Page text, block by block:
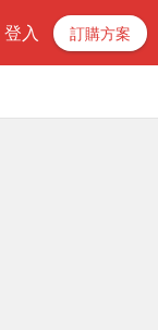
登入 訂購方案